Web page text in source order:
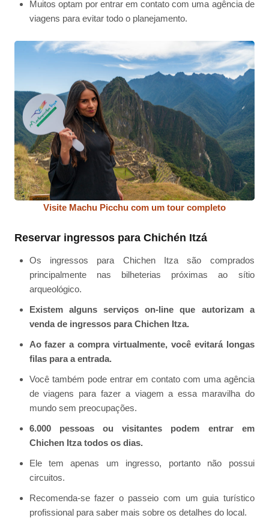
Muitos optam por entrar em contato com uma agência de
viagens para evitar todo o planejamento.
Visite Machu Picchu com um tour completo
Reservar ingressos para Chichén Itzá
Os ingressos para Chichen Itza são comprados
principalmente nas bilheterias próximas ao sítio
arqueológico.
Existem alguns serviços on-line que autorizam a
venda de ingressos para Chichen Itza.
Ao fazer a compra virtualmente, você evitará longas
filas para a entrada.
Você também pode entrar em contato com uma agência
de viagens para fazer a viagem a essa maravilha do
mundo sem preocupações.
6.000 pessoas ou visitantes podem entrar em
Chichen Itza todos os dias.
Ele tem apenas um ingresso, portanto não possui
circuitos.
Recomenda-se fazer o passeio com um guia turístico
profissional para saber mais sobre os detalhes do local.